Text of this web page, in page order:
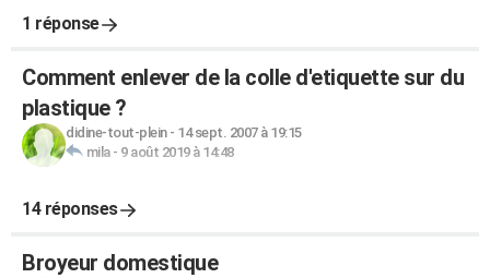
1 réponse
Comment enlever de la colle d'etiquette sur du
plastique ?
didine-tout-plein- 14 sept. 2007 à 19:15
mila- 9 août 2019 à 14:48
14 réponses
Broyeur domestique